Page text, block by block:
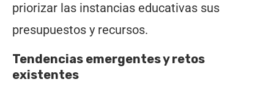
priorizar las instancias educativas sus
presupuestos y recursos.
Tendencias emergentes y retos
existentes